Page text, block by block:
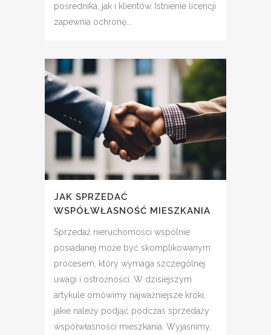
pośrednika, jak i klientów. Istnienie licencji
zapewnia ochronę...
JAK SPRZEDAĆ
WSPÓŁWŁASNOŚĆ MIESZKANIA
Sprzedaż nieruchomości wspólnie
posiadanej może być skomplikowanym
procesem, który wymaga szczególnej
uwagi i ostrożności. W dzisiejszym
artykule omówimy najważniejsze kroki,
jakie należy podjąć podczas sprzedaży
współwłasności mieszkania. Wyjaśnimy,